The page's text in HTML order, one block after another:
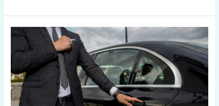
افضل
خدمة
تاكسي
في
اتصل